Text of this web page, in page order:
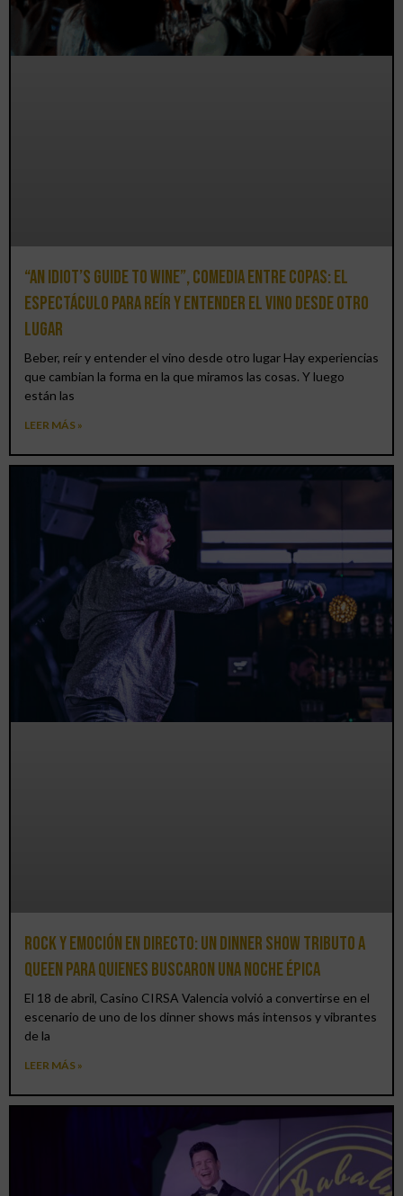
“An Idiot’s Guide to Wine”, comedia entre copas: el
espectáculo para reír y entender el vino desde otro
lugar
Beber, reír y entender el vino desde otro lugar Hay experiencias
que cambian la forma en la que miramos las cosas. Y luego
están las
LEER MÁS »
Rock y emoción en directo: un Dinner Show Tributo a
Queen para quienes buscaron una noche épica
El 18 de abril, Casino CIRSA Valencia volvió a convertirse en el
escenario de uno de los dinner shows más intensos y vibrantes
de la
LEER MÁS »